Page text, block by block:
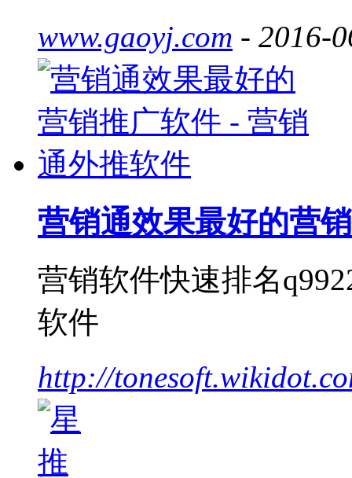
www.gaoyj.com - 2016-
营销通效果最好的营
营销软件快速排名
软件
http://